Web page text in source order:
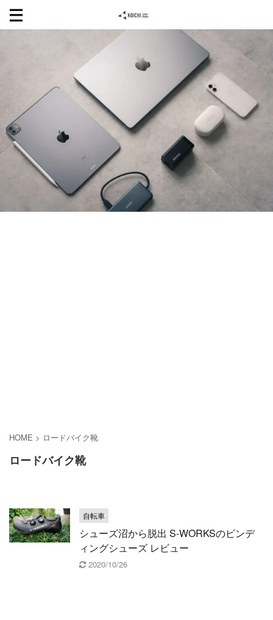
HOME > ロードバイク靴
ロードバイク靴
自転車
シューズ沼から脱出 S-WORKSのビンデ
ィングシューズ レビュー
2020/10/26